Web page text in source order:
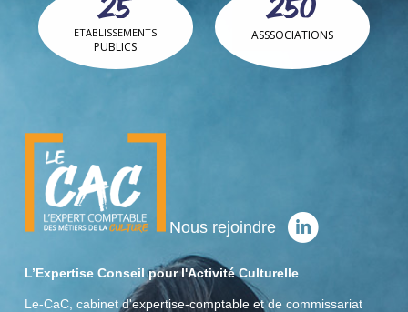
25
ETABLISSEMENTS
PUBLICS
250
ASSSOCIATIONS
Nous rejoindre
L’Expertise Conseil pour l'Activité Culturelle
Le-CaC, cabinet d'expertise-comptable et de commissariat